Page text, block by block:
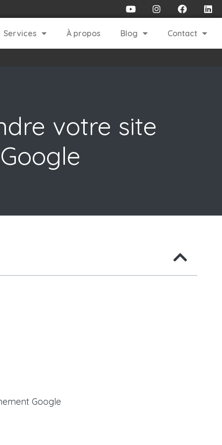
Services À propos Blog Contact
votre site
Google